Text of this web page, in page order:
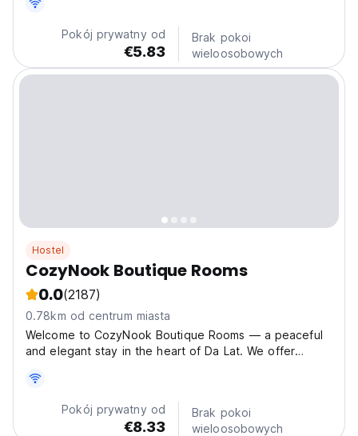
uroczego miasta. (Auto-translated from original
Pokój prywatny od
€5.83
Brak pokoi
wieloosobowych
Hostel
CozyNook Boutique Rooms
0.0(2187)
0.78km od centrum miasta
Welcome to CozyNook Boutique Rooms — a peaceful
and elegant stay in the heart of Da Lat. We offer
amenities, comfortable beds, private bathrooms, fast
free Wi-Fi, and cozy shared spaces for relaxing or
connecting...Pokój prywatny od
€8.33
Brak pokoi
wieloosobowych